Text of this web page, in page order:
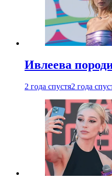
Ивлеева
2 года спустя2 года